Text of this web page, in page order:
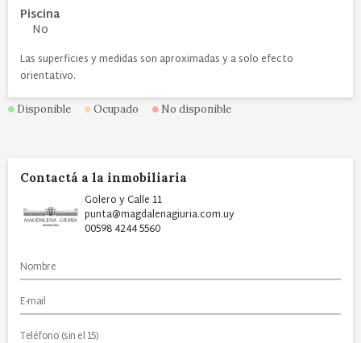
Piscina
No
Las superficies y medidas son aproximadas y a solo efecto
orientativo.
Disponible Ocupado No disponible
Contactá a la inmobiliaria
Golero y Calle 11
punta@magdalenagiuria.com.uy
00598 4244 5560